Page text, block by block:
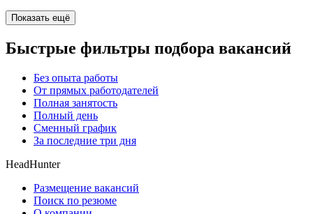
Показать ещё
Быстрые фильтры подбора вакансий
Без опыта работы
От прямых работодателей
Полная занятость
Полный день
Сменный график
За последние три дня
HeadHunter
Размещение вакансий
Поиск по резюме